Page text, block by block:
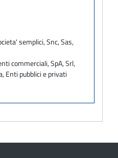
semplici, Snc, Sas,
commerciali, SpA, Srl,
Enti pubblici e privati